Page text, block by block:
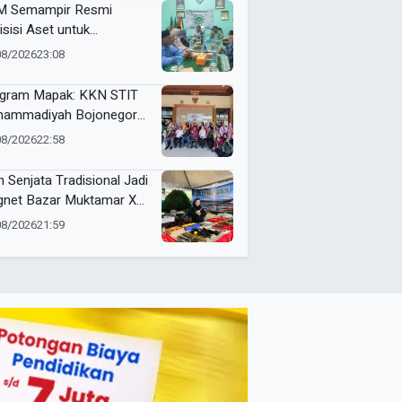
Semampir Resmi
Aset untuk
Amal Usaha
202623:08
Mapak: KKN STIT
Bojonegoro
Sosialisasi Pengolahan
202622:58
Senjata Tradisional Jadi
Bazar Muktamar XVI
Suci Sedunia
202621:59